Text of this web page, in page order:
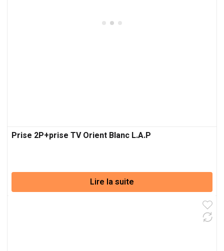
Prise 2P+prise TV Orient Blanc L.A.P
Lire la suite